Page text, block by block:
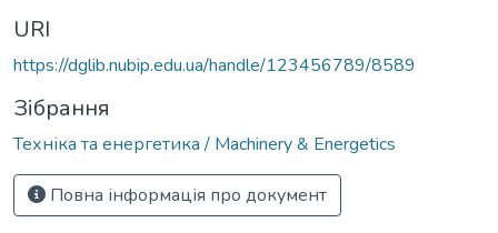
URI
https://dglib.nubip.edu.ua/handle/123456789/8589
Зібрання
Техніка та енергетика / Machinery & Energetics
Повна інформація про документ